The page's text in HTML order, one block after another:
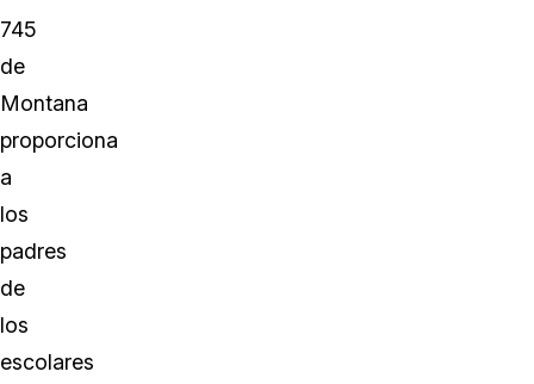
745
de
Montana
proporciona
a
los
padres
de
los
escolares